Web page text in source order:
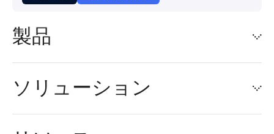
製品
ソリューション